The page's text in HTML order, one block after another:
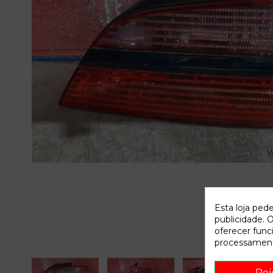
Esta loja
publicidade.
oferecer